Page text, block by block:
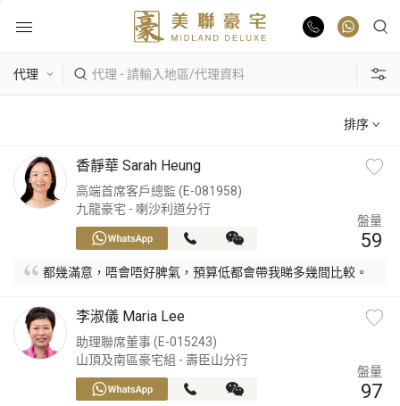
物業出售
業主放盤
豪宅資訊
更多樓盤
排序
香靜華 Sarah Heung
高端首席客戶總監 (E-081958)
九龍豪宅 - 喇沙利道分行
都幾滿意，唔會唔好脾氣，預算低都會帶我睇多幾間比較。
盤量
59
李淑儀 Maria Lee
助理聯席董事 (E-015243)
山頂及南區豪宅組 - 壽臣山分行
盤量
97